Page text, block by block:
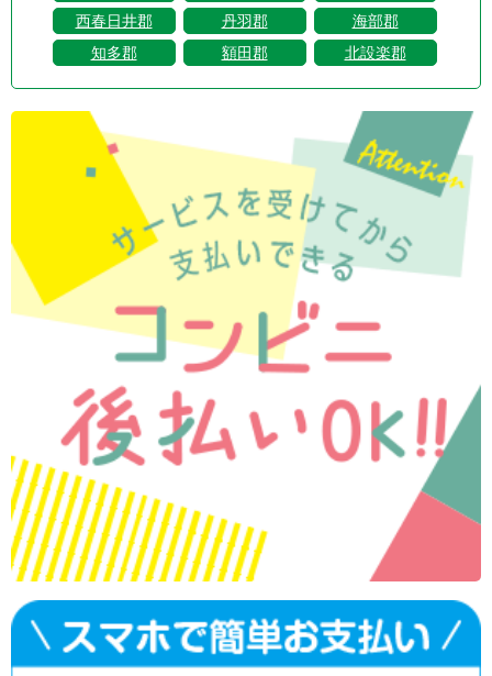
西春日井郡
丹羽郡
海部郡
知多郡
額田郡 北設楽郡